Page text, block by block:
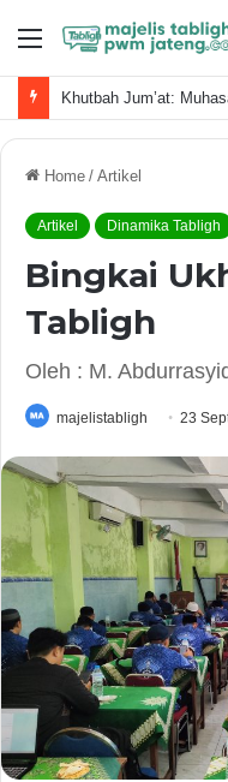
Menu
Home / Artikel
Artikel Dinamika Tabligh
Bingkai
Tabligh
Oleh : M.
majelistabligh 23